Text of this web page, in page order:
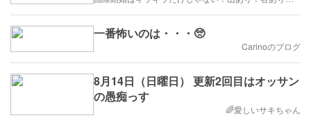
一番怖いのは・・・🥺
Carinoのブログ
8月14日（日曜日） 更新2回目はオッサン
の愚痴っす
🌈愛しいサキちゃん